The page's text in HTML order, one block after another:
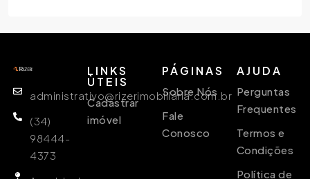
administrativo@rizerimobiliaria.com.br
(34)
98444-
4373
LINKS
ÙTEIS
Cadastrar
imóvel
PÁGINAS
Sobre Nós
Fale
Conosco
AJUDA
Perguntas
Frequentes
Termos e
Condições
Política de